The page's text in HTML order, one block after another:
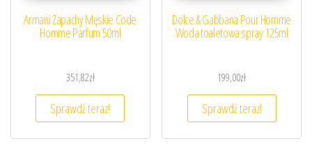
Armani Zapachy Męskie Code
Homme Parfum 50ml
351,82zł
Sprawdź teraz!
Dolce & Gabbana Pour Homme
Woda toaletowa spray 125ml
199,00zł
Sprawdź teraz!